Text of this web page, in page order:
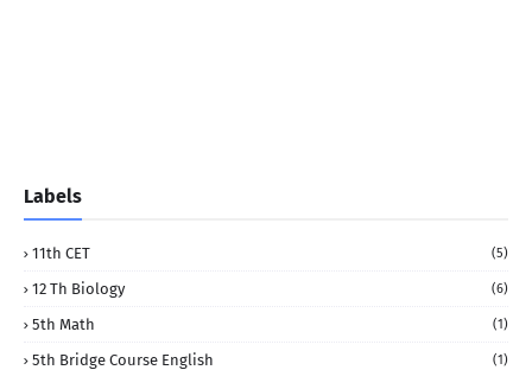
Labels
11th CET (5)
12 Th Biology (6)
5th Math (1)
5th Bridge Course English (1)